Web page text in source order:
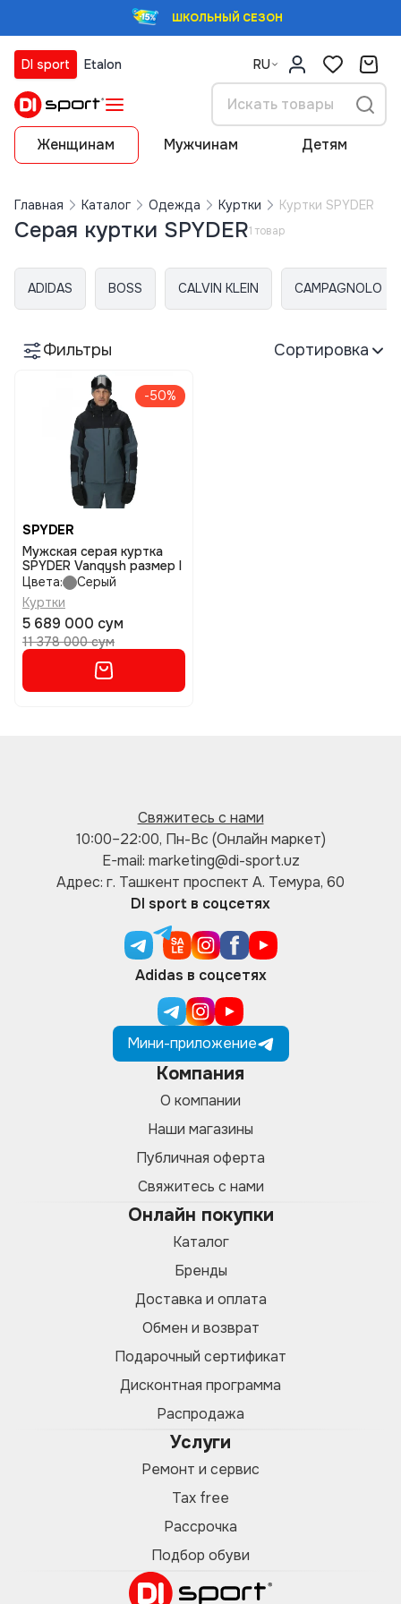
ШКОЛЬНЫЙ СЕЗОН
DI sport Etalon RU
Женщинам Мужчинам Детям
Главная Каталог Одежда Куртки Куртки SPYDER
Серая куртки SPYDER1 товар
ADIDAS BOSS CALVIN KLEIN CAMPAGNOLO
Фильтры Сортировка
-50%
SPYDER
Мужская серая куртка
SPYDER Vanqysh размер l
Цвета:
Серый
Куртки
5 689 000 сум
11 378 000 сум
Свяжитесь с нами
10:00–22:00, Пн-Вс (Онлайн маркет)
E-mail: marketing@di-sport.uz
Адрес: г. Ташкент проспект А. Темура, 60
DI sport в соцсетях
Adidas в соцсетях
Мини-приложение
Компания
О компании
Наши магазины
Публичная оферта
Свяжитесь с нами
Онлайн покупки
Каталог
Бренды
Доставка и оплата
Обмен и возврат
Подарочный сертификат
Дисконтная программа
Распродажа
Услуги
Ремонт и сервис
Tax free
Рассрочка
Подбор обуви